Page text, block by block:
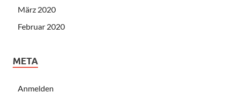
März 2020
Februar 2020
META
Anmelden